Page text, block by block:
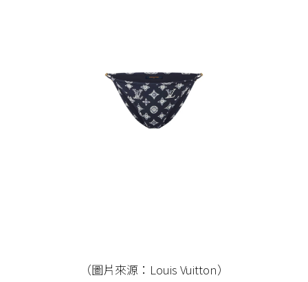
（圖片來源：Louis Vuitton）